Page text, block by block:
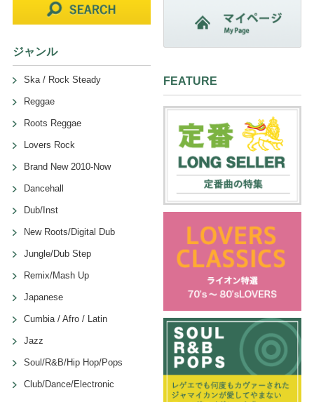
ジャンル
Ska / Rock Steady
Reggae
Roots Reggae
Lovers Rock
Brand New 2010-Now
Dancehall
Dub/Inst
New Roots/Digital Dub
Jungle/Dub Step
Remix/Mash Up
Japanese
Cumbia / Afro / Latin
Jazz
Soul/R&B/Hip Hop/Pops
Club/Dance/Electronic
FEATURE